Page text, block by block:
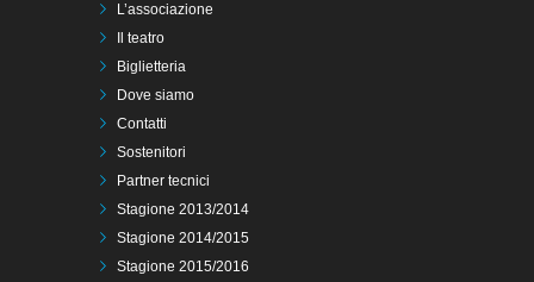
L’associazione
Il teatro
Biglietteria
Dove siamo
Contatti
Sostenitori
Partner tecnici
Stagione 2013/2014
Stagione 2014/2015
Stagione 2015/2016